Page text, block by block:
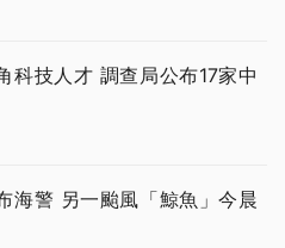
科技人才 調查局公布17家中
海警 另一颱風「鯨魚」今晨